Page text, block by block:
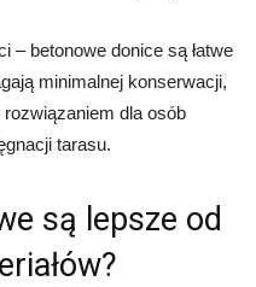
betonowe donice są łatwe
minimalnej konserwacji,
dla osób
tarasu.
są lepsze od